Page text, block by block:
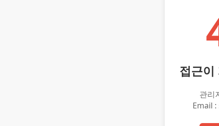
접근이
관리
Email